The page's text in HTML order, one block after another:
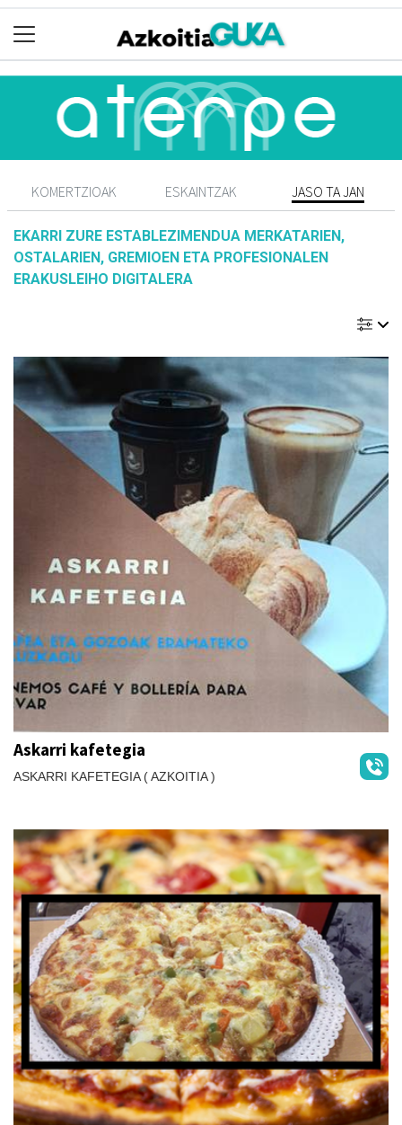
KOMERTZIOAK ESKAINTZAK JASO TA JAN
EKARRI ZURE ESTABLEZIMENDUA MERKATARIEN,
OSTALARIEN, GREMIOEN ETA PROFESIONALEN
ERAKUSLEIHO DIGITALERA
Askarri kafetegia
ASKARRI KAFETEGIA ( AZKOITIA )